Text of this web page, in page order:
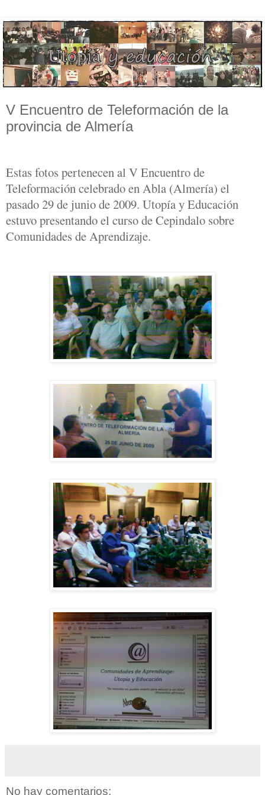
V Encuentro de Teleformación de la
provincia de Almería
Estas fotos pertenecen al V Encuentro de
Teleformación celebrado en Abla (Almería) el
pasado 29 de junio de 2009. Utopía y Educación
estuvo presentando el curso de Cepindalo sobre
Comunidades de Aprendizaje.
No hay comentarios: